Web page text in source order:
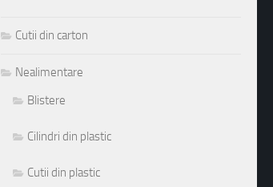
Cutii din carton
Nealimentare
Blistere
Cilindri din plastic
Cutii din plastic